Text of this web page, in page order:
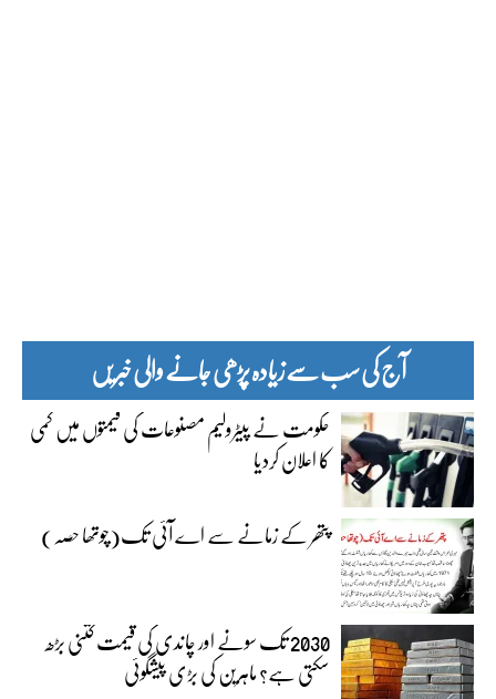
آج کی سب سے زیادہ پڑھی جانے والی خبریں
حکومت نے پیٹرولیم مصنوعات کی قیمتوں میں کمی
کا اعلان کردیا
پتھر کے زمانے سے اے آئی تک(چوتھا حصہ)
2030 تک سونے اور چاندی کی قیمت کتنی بڑھ
سکتی ہے؟ ماہرین کی بڑی پیشگوئی